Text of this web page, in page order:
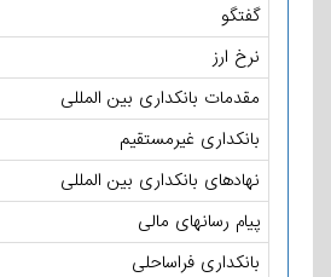
گفتگو
نرخ ارز
مقدمات بانکداری بین المللی
بانکداری غیرمستقیم
نهادهای بانکداری بین المللی
پیام رسانهای مالی
بانکداری فراساحلی